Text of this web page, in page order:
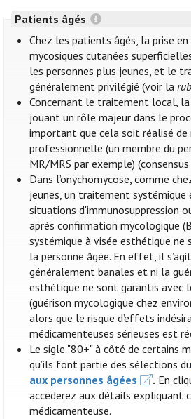
Patients âgés
Chez les patients âgés, la prise
mycosiques cutanées
les personnes plus jeunes, et le
généralement privilégié (voir la
Concernant le traitement local,
jouant un rôle majeur dans le
important que cela soit réalisé de
professionnelle (un membre du
MR/MRS par exemple) (consensus
Dans l’onychomycose, comme
jeunes, un traitement systémique
situations d'immunosuppression
après confirmation mycologique
systémique à visée esthétique ne
la personne âgée. En effet, il
généralement banales et ni la
esthétique ne sont garantis avec
(guérison mycologique chez
alors que le risque d’effets
médicamenteuses sérieuses est
Le sigle "80+" à côté de certains
qu’ils font partie des sélections du
aux personnes âgées
. En
accéderez aux détails expliquant
médicamenteuse.